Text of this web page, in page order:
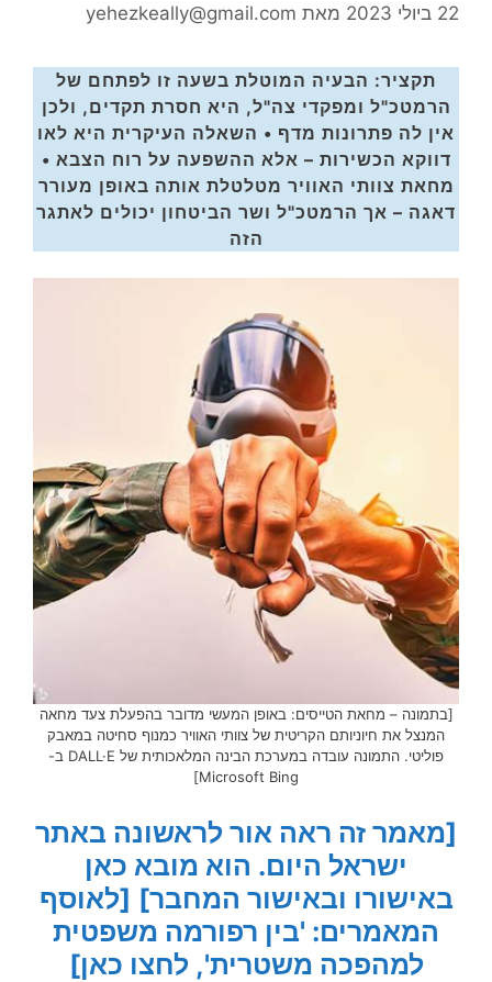
22 ביולי 2023 מאת yehezkeally@gmail.com
תקציר: הבעיה המוטלת בשעה זו לפתחם של
הרמטכ"ל ומפקדי צה"ל, היא חסרת תקדים, ולכן
אין לה פתרונות מדף • השאלה העיקרית היא לאו
דווקא הכשירות – אלא ההשפעה על רוח הצבא •
מחאת צוותי האוויר מטלטלת אותה באופן מעורר
דאגה – אך הרמטכ"ל ושר הביטחון יכולים לאתגר
הזה
[בתמונה – מחאת הטייסים: באופן המעשי מדובר בהפעלת צעד מחאה
המנצל את חיוניותם הקריטית של צוותי האוויר כמנוף סחיטה במאבק
פוליטי. התמונה עובדה במערכת הבינה המלאכותית של DALL·E ב-
Microsoft Bing]
[מאמר זה ראה אור לראשונה באתר
ישראל היום. הוא מובא כאן
באישורו ובאישור המחבר] [לאוסף
המאמרים: 'בין רפורמה משפטית
למהפכה משטרית', לחצו כאן]